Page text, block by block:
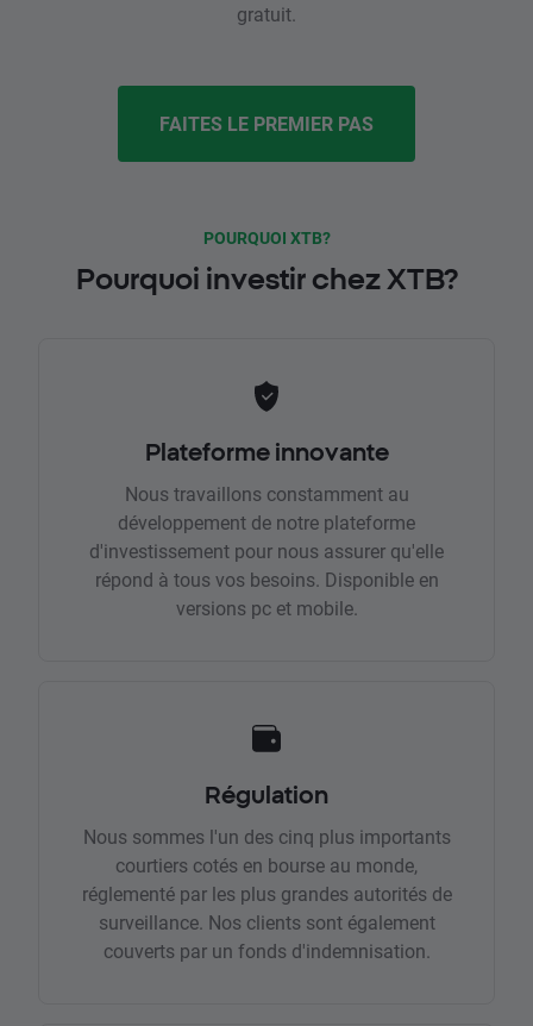
gratuit.
FAITES LE PREMIER PAS
POURQUOI XTB?
Pourquoi investir chez XTB?
Plateforme innovante
Nous travaillons constamment au
développement de notre plateforme
d'investissement pour nous assurer qu'elle
répond à tous vos besoins. Disponible en
versions pc et mobile.
Régulation
Nous sommes l'un des cinq plus importants
courtiers cotés en bourse au monde,
réglementé par les plus grandes autorités de
surveillance. Nos clients sont également
couverts par un fonds d'indemnisation.